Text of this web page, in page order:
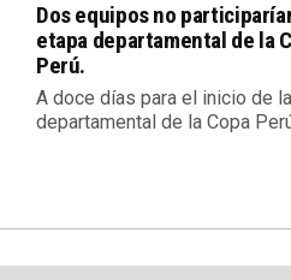
Dos equipos no
etapa departamental de la
Perú.
A doce días para el inicio de
departamental de la Copa